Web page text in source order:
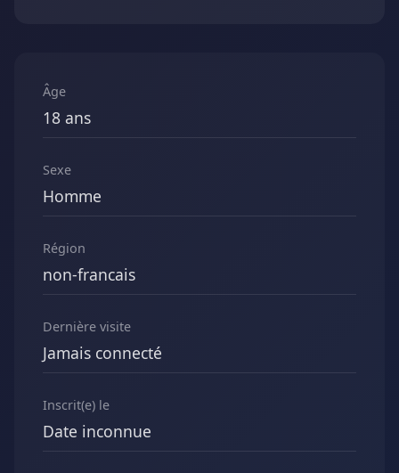
Âge
18 ans
Sexe
Homme
Région
non-francais
Dernière visite
Jamais connecté
Inscrit(e) le
Date inconnue